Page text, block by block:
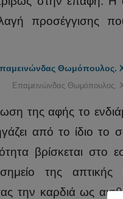
προσέγγισης
Επαμεινώνδας Θωμόπουλος.
της αφής το
από το ίδιο το
βρίσκεται στο
της απτικής
την καρδιά ως